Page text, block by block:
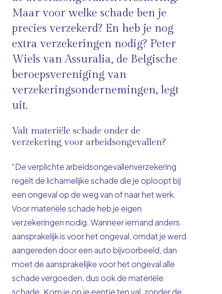
Maar voor welke schade ben je
precies verzekerd? En heb je nog
extra verzekeringen nodig? Peter
Wiels van Assuralia, de Belgische
beroepsvereniging van
verzekeringsondernemingen, legt
uit.
Valt materiële schade onder de
verzekering voor arbeidsongevallen?
“De verplichte arbeidsongevallenverzekering
regelt de lichamelijke schade die je oploopt bij
een ongeval op de weg van of naar het werk.
Voor materiële schade heb je eigen
verzekeringen nodig. Wanneer iemand anders
aansprakelijk is voor het ongeval, omdat je werd
aangereden door een auto bijvoorbeeld, dan
moet de aansprakelijke voor het ongeval alle
schade vergoeden, dus ook de materiële
schade. Kom je op je eentje ten val, zonder de